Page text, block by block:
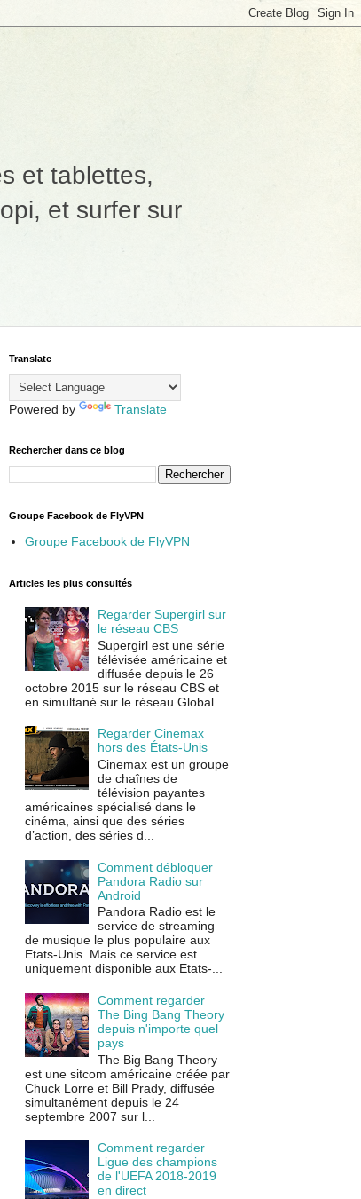
et tablettes,
et surfer sur
Translate
Powered by Translate
Rechercher dans ce blog
Groupe Facebook de FlyVPN
Groupe Facebook de FlyVPN
Articles les plus consultés
Regarder Supergirl sur
le réseau CBS
Supergirl est une série
télévisée américaine et
diffusée depuis le 26
octobre 2015 sur le réseau CBS et
en simultané sur le réseau Global...
Regarder Cinemax
hors des États-Unis
Cinemax est un groupe
de chaînes de
télévision payantes
américaines spécialisé dans le
cinéma, ainsi que des séries
d’action, des séries d...
Comment débloquer
Pandora Radio sur
Android
Pandora Radio est le
service de streaming
de musique le plus populaire aux
Etats-Unis. Mais ce service est
uniquement disponible aux Etats-...
Comment regarder
The Bing Bang Theory
depuis n'importe quel
pays
The Big Bang Theory
est une sitcom américaine créée par
Chuck Lorre et Bill Prady, diffusée
simultanément depuis le 24
septembre 2007 sur l...
Comment regarder
Ligue des champions
de l'UEFA 2018-2019
en direct